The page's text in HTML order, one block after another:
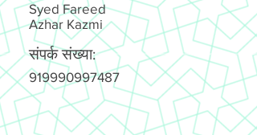
Syed Fareed
Azhar Kazmi
संपर्क संख्या:
919990997487